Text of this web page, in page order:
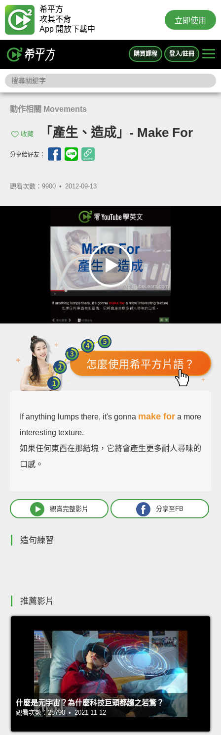
希平方
攻其不背
App 開放下載中
立即使用
購買課程 登入/註冊
動作相關 Movements
收藏 「產生、造成」- Make For
分享給好友：
觀看次數：9900 • 2012-09-13
怎麼使用希平方片語？
If anything lumps there, it's gonna make for a more
interesting texture.
如果任何東西在那結塊，它將會產生更多耐人尋味的
口感。
觀賞完整影片 分享至FB
造句練習
推薦影片
什麼是元宇宙？為什麼科技巨頭都趨之若鶩？
觀看次數：28790 • 2021-11-12